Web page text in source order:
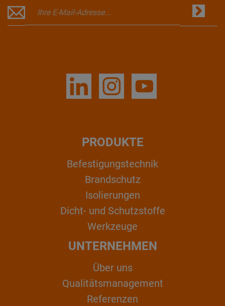
PRODUKTE
Befestigungstechnik
Brandschutz
Isolierungen
Dicht- und Schutzstoffe
Werkzeuge
UNTERNEHMEN
Über uns
Qualitätsmanagement
Referenzen